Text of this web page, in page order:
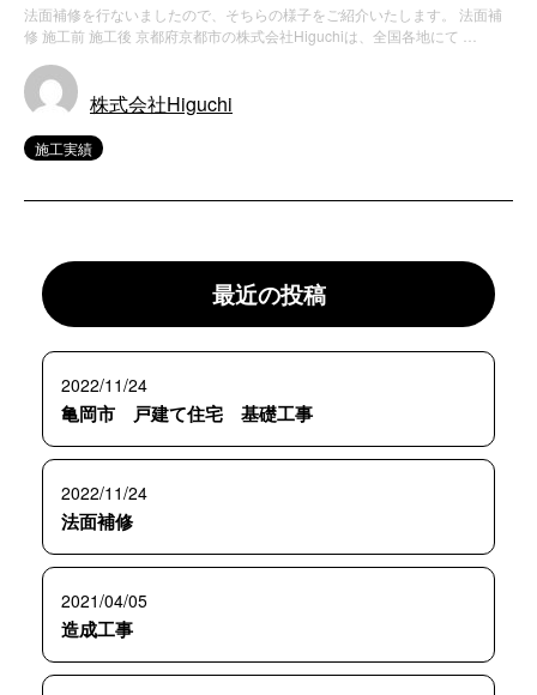
法面補修を行ないましたので、そちらの様子をご紹介いたします。 法面補
修 施工前 施工後 京都府京都市の株式会社Higuchiは、全国各地にて …
株式会社Higuchi
施工実績
最近の投稿
2022/11/24
亀岡市 戸建て住宅 基礎工事
2022/11/24
法面補修
2021/04/05
造成工事